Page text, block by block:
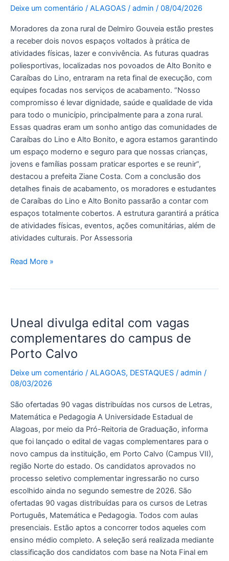
Deixe um comentário / ALAGOAS / admin / 08/04/2026
Moradores da zona rural de Delmiro Gouveia estão prestes
a receber dois novos espaços voltados à prática de
atividades físicas, lazer e convivência. As futuras quadras
poliesportivas, localizadas nos povoados de Alto Bonito e
Caraíbas do Lino, entraram na reta final de execução, com
equipes focadas nos serviços de acabamento. ​​“Nosso
compromisso é levar dignidade, saúde e qualidade de vida
para todo o município, principalmente para a zona rural.
Essas quadras eram um sonho antigo das comunidades de
Caraíbas do Lino e Alto Bonito, e agora estamos garantindo
um espaço moderno e seguro para que nossas crianças,
jovens e famílias possam praticar esportes e se reunir”,
destacou a prefeita Ziane Costa. ​Com a conclusão dos
detalhes finais de acabamento, os moradores e estudantes
de Caraíbas do Lino e Alto Bonito passarão a contar com
espaços totalmente cobertos. A estrutura garantirá a prática
de atividades físicas, eventos, ações comunitárias, além de
atividades culturais. Por Assessoria
em
do
Lino
e
Alto
Bonito
entram
em
fase
de
acabamento
Read More »
Uneal divulga edital com vagas
complementares do campus de
Porto Calvo
Deixe um comentário / ALAGOAS, DESTAQUES / admin /
08/03/2026
São ofertadas 90 vagas distribuídas nos cursos de Letras,
Matemática e Pedagogia A Universidade Estadual de
Alagoas, por meio da Pró-Reitoria de Graduação, informa
que foi lançado o edital de vagas complementares para o
novo campus da instituição, em Porto Calvo (Campus VII),
região Norte do estado. Os candidatos aprovados no
processo seletivo complementar ingressarão no curso
escolhido ainda no segundo semestre de 2026. São
ofertadas 90 vagas distribuídas para os cursos de Letras
Português, Matemática e Pedagogia. Todos com aulas
presenciais. Estão aptos a concorrer todos aqueles com
ensino médio completo. A seleção será realizada mediante
classificação dos candidatos com base na Nota Final em
divulga
edital
com
vagas
complementares
do
de
Porto
Calvo